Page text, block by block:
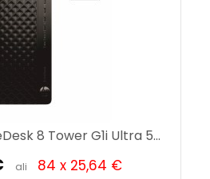
8 Tower G1i Ultra 5...
ali 84 x 25,64 €